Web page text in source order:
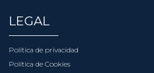
LEGAL
Política de privacidad
Política de Cookies